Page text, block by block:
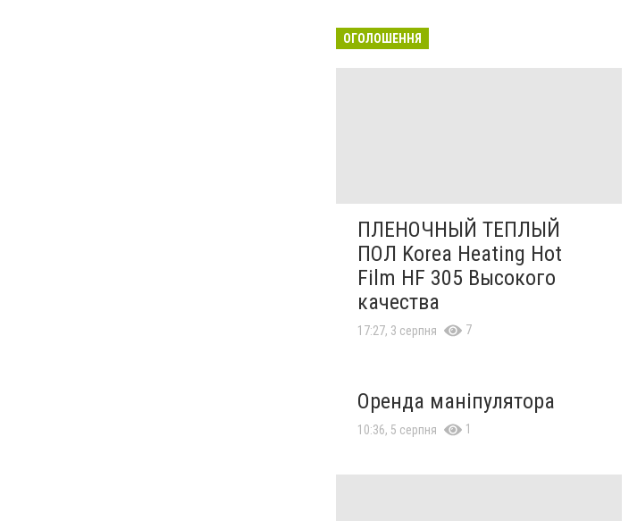
ОГОЛОШЕННЯ
ПЛЕНОЧНЫЙ ТЕПЛЫЙ
ПОЛ Korea Heating Hot
Film HF 305 Высокого
качества
17:27, 3 серпня 7
Оренда маніпулятора
10:36, 5 серпня 1